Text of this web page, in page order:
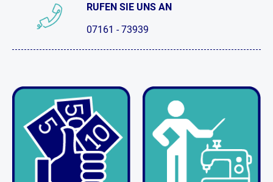
RUFEN SIE UNS AN
07161 - 73939